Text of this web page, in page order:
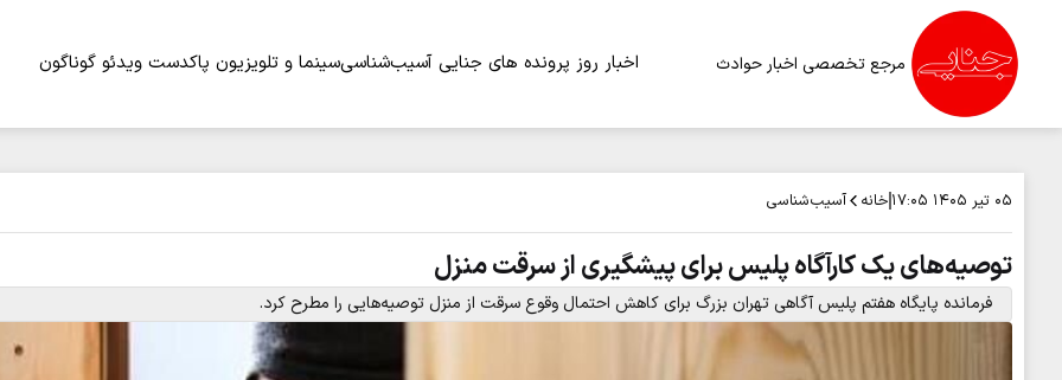
مرجع تخصصی اخبار حوادث اخبار روز پرونده های جنایی آسیب‌شناسیسینما و تلویزیون پاکدست ویدئو گوناگون
۰۵ تیر ۱۴۰۵ ۱۷:۰۵ خانه آسیب‌شناسی
توصیه‌های یک کارآگاه پلیس برای پیشگیری از سرقت منزل
فرمانده پایگاه هفتم پلیس آگاهی تهران بزرگ برای کاهش احتمال وقوع سرقت از منزل توصیه‌هایی را مطرح کرد.